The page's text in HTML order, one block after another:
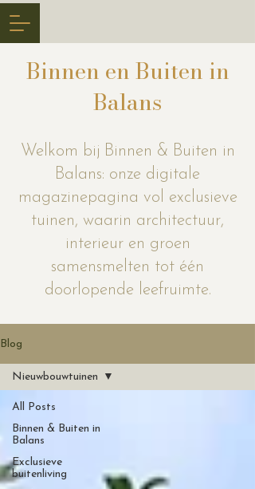
Binnen en Buiten in
Balans
Welkom bij Binnen & Buiten in
Balans: onze digitale
magazinepagina vol exclusieve
tuinen, waarin architectuur,
interieur en groen
samensmelten tot één
doorlopende leefruimte.
Blog
All Posts
Binnen & Buiten in
Balans
Exclusieve
buitenliving
Nieuwbouwtuinen